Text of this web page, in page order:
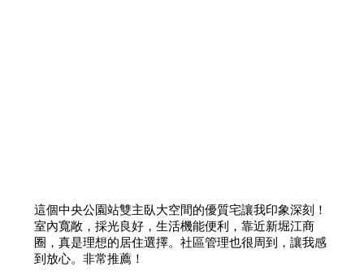
這個中央公園站雙主臥大空間的優質宅讓我印象深刻！
室內寬敞，採光良好，生活機能便利，靠近新堀江商
圈，真是理想的居住選擇。社區管理也很周到，讓我感
到放心。非常推薦！